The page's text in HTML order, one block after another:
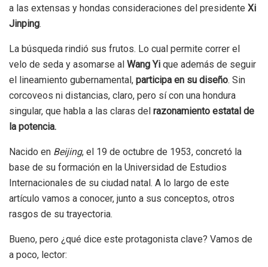
a las extensas y hondas consideraciones del presidente Xi
Jinping.
La búsqueda rindió sus frutos. Lo cual permite correr el
velo de seda y asomarse al Wang Yi que además de seguir
el lineamiento gubernamental, participa en su diseño. Sin
corcoveos ni distancias, claro, pero sí con una hondura
singular, que habla a las claras del razonamiento estatal de
la potencia.
Nacido en Beijing, el 19 de octubre de 1953, concretó la
base de su formación en la Universidad de Estudios
Internacionales de su ciudad natal. A lo largo de este
artículo vamos a conocer, junto a sus conceptos, otros
rasgos de su trayectoria.
Bueno, pero ¿qué dice este protagonista clave? Vamos de
a poco, lector: